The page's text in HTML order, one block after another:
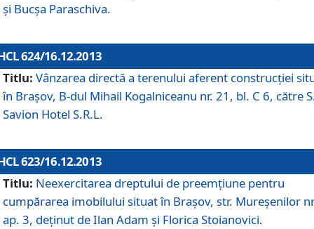
şi Bucşa Paraschiva.
624/16.12.2013
Titlu: Vânzarea directă a terenului aferent construcţiei
în Braşov, B-dul Mihail Kogalniceanu nr. 21, bl. C 6, către
Savion Hotel S.R.L.
623/16.12.2013
Titlu: Neexercitarea dreptului de preemţiune pentru
cumpărarea imobilului situat în Braşov, str. Mureşenilor
ap. 3, deţinut de Ilan Adam şi Florica Stoianovici.